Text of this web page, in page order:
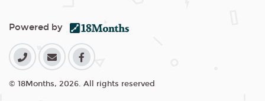
Powered by
© 18Months, 2026. All rights reserved